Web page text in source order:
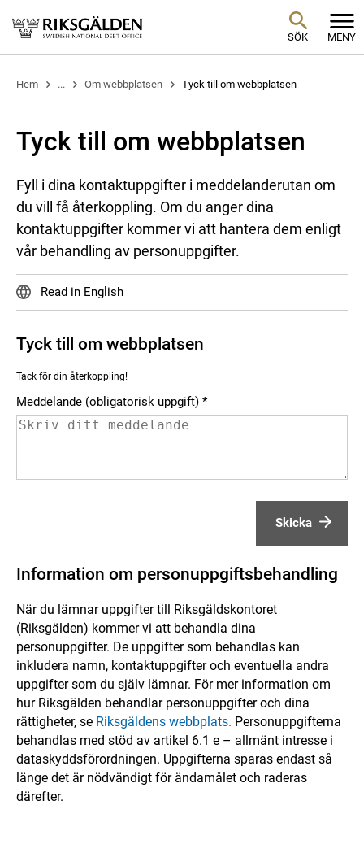
SÖK MENY
Hem ... Om webbplatsen Tyck till om webbplatsen
Tyck till om webbplatsen
Fyll i dina kontaktuppgifter i meddelanderutan om
du vill få återkoppling. Om du anger dina
kontaktuppgifter kommer vi att hantera dem enligt
vår behandling av personuppgifter.
Read in English
Tyck till om webbplatsen
Tack för din återkoppling!
Meddelande (obligatorisk uppgift)
Skicka
Information om personuppgiftsbehandling
När du lämnar uppgifter till Riksgäldskontoret
(Riksgälden) kommer vi att behandla dina
personuppgifter. De uppgifter som behandlas kan
inkludera namn, kontaktuppgifter och eventuella andra
uppgifter som du själv lämnar. För mer information om
hur Riksgälden behandlar personuppgifter och dina
rättigheter, se Riksgäldens webbplats. Personuppgifterna
behandlas med stöd av artikel 6.1 e – allmänt intresse i
dataskyddsförordningen. Uppgifterna sparas endast så
länge det är nödvändigt för ändamålet och raderas
därefter.